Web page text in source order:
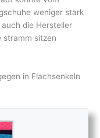
weniger stark
die Hersteller
stramm sitzen
in Flachsenkeln